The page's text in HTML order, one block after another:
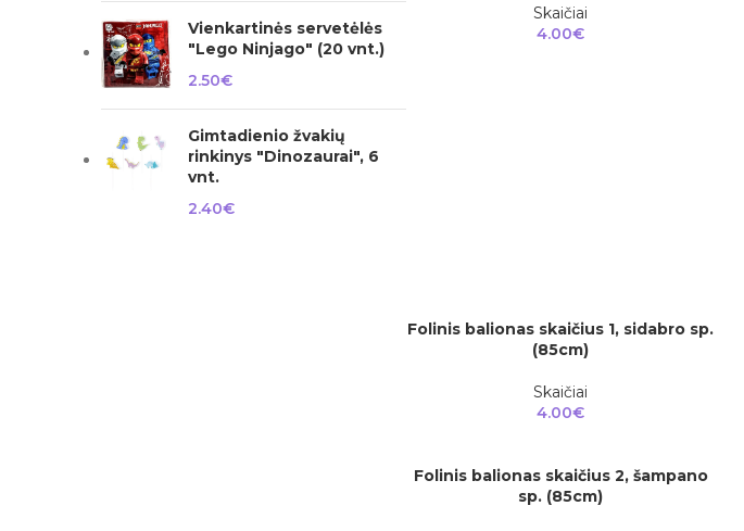
Vienkartinės servetėlės
"Lego Ninjago" (20 vnt.)
2.50€
Gimtadienio žvakių
rinkinys "Dinozaurai", 6
vnt.
2.40€
Skaičiai
4.00€
Į KREPŠELĮ
Folinis balionas skaičius 1, sidabro sp.
(85cm)
Skaičiai
4.00€
Į KREPŠELĮ
Folinis balionas skaičius 2, šampano
sp. (85cm)